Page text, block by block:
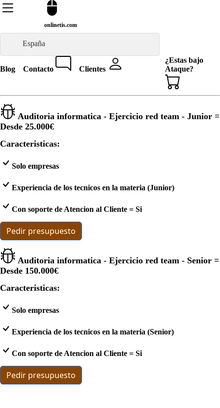
onlinetis.com
España
Blog Contacto Clientes
¿Estas bajo
Ataque?
Auditoria informatica - Ejercicio red team - Junior =
Desde 25.000€
Caracteristicas:
Solo empresas
Experiencia de los tecnicos en la materia (Junior)
Con soporte de Atencion al Cliente = Si
Pedir presupuesto
Auditoria informatica - Ejercicio red team - Senior =
Desde 150.000€
Caracteristicas:
Solo empresas
Experiencia de los tecnicos en la materia (Senior)
Con soporte de Atencion al Cliente = Si
Pedir presupuesto